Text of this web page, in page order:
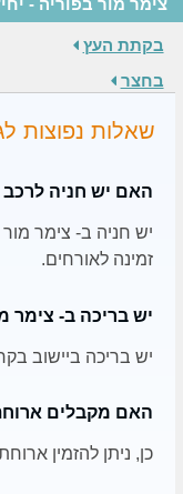
צימר מור בפוריה -
בקתת העץ
בחצר
שאלות נפוצות
האם יש חניה לרכב
יש חניה ב- צימר
זמינה לאורחים.
יש בריכה ב- צימר
יש בריכה ביישוב
האם מקבלים
כן, ניתן להזמין